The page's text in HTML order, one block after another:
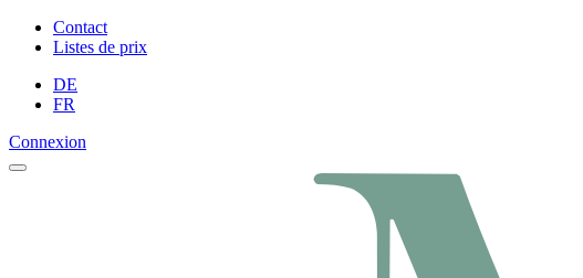
Contact
Listes de prix
DE
FR
Connexion